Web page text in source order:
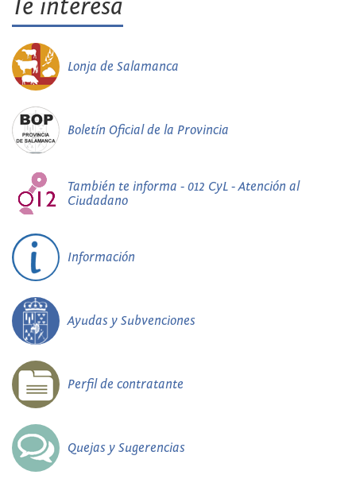
Te interesa
Lonja de Salamanca
Boletín Oficial de la Provincia
También te informa - 012 CyL - Atención al
Ciudadano
Información
Ayudas y Subvenciones
Perfil de contratante
Quejas y Sugerencias